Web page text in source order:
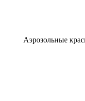
Аэрозольные